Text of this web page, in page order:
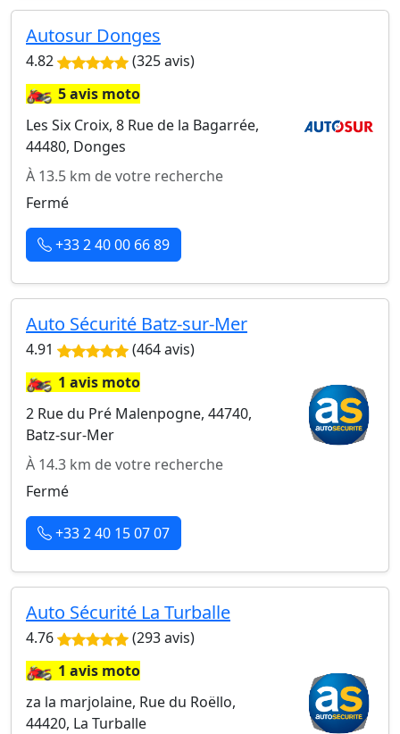
Autosur Donges
4.82 (325 avis)
🏍️5 avis moto
Les Six Croix, 8 Rue de la Bagarrée,
44480, Donges
À 13.5 km de votre recherche
Fermé
+33 2 40 00 66 89
Auto Sécurité Batz-sur-Mer
4.91 (464 avis)
🏍️1 avis moto
2 Rue du Pré Malenpogne, 44740,
Batz-sur-Mer
À 14.3 km de votre recherche
Fermé
+33 2 40 15 07 07
Auto Sécurité La Turballe
4.76 (293 avis)
🏍️1 avis moto
za la marjolaine, Rue du Roëllo,
44420, La Turballe